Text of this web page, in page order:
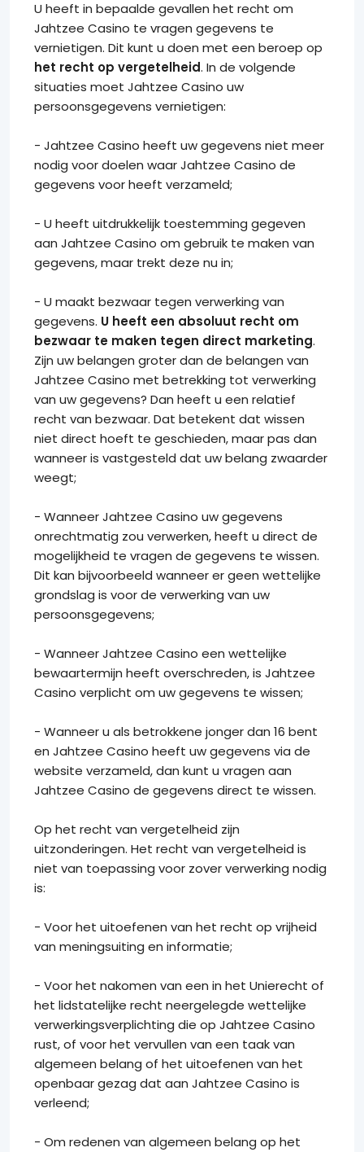
U heeft in bepaalde gevallen het recht om
Jahtzee Casino te vragen gegevens te
vernietigen. Dit kunt u doen met een beroep op
het recht op vergetelheid. In de volgende
situaties moet Jahtzee Casino uw
persoonsgegevens vernietigen:
- Jahtzee Casino heeft uw gegevens niet meer
nodig voor doelen waar Jahtzee Casino de
gegevens voor heeft verzameld;
- U heeft uitdrukkelijk toestemming gegeven
aan Jahtzee Casino om gebruik te maken van
gegevens, maar trekt deze nu in;
- U maakt bezwaar tegen verwerking van
gegevens. U heeft een absoluut recht om
bezwaar te maken tegen direct marketing.
Zijn uw belangen groter dan de belangen van
Jahtzee Casino met betrekking tot verwerking
van uw gegevens? Dan heeft u een relatief
recht van bezwaar. Dat betekent dat wissen
niet direct hoeft te geschieden, maar pas dan
wanneer is vastgesteld dat uw belang zwaarder
weegt;
- Wanneer Jahtzee Casino uw gegevens
onrechtmatig zou verwerken, heeft u direct de
mogelijkheid te vragen de gegevens te wissen.
Dit kan bijvoorbeeld wanneer er geen wettelijke
grondslag is voor de verwerking van uw
persoonsgegevens;
- Wanneer Jahtzee Casino een wettelijke
bewaartermijn heeft overschreden, is Jahtzee
Casino verplicht om uw gegevens te wissen;
- Wanneer u als betrokkene jonger dan 16 bent
en Jahtzee Casino heeft uw gegevens via de
website verzameld, dan kunt u vragen aan
Jahtzee Casino de gegevens direct te wissen.
Op het recht van vergetelheid zijn
uitzonderingen. Het recht van vergetelheid is
niet van toepassing voor zover verwerking nodig
is:
- Voor het uitoefenen van het recht op vrijheid
van meningsuiting en informatie;
- Voor het nakomen van een in het Unierecht of
het lidstatelijke recht neergelegde wettelijke
verwerkingsverplichting die op Jahtzee Casino
rust, of voor het vervullen van een taak van
algemeen belang of het uitoefenen van het
openbaar gezag dat aan Jahtzee Casino is
verleend;
- Om redenen van algemeen belang op het